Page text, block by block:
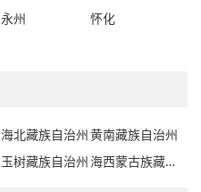
永州
怀化
海北藏族自治州黄南藏族自治州
玉树藏族自治州 海西蒙古族藏族自治州